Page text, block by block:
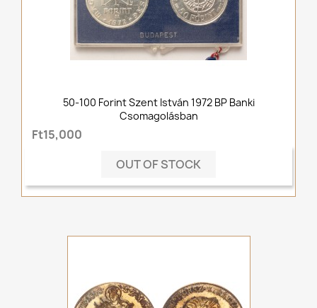
50-100 Forint Szent István 1972 BP Banki
Csomagolásban
Ft15,000
OUT OF STOCK